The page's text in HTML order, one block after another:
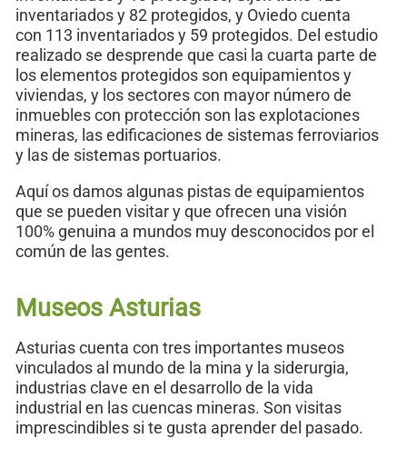
inventariados y 82 protegidos, y Oviedo cuenta
con 113 inventariados y 59 protegidos. Del estudio
realizado se desprende que casi la cuarta parte de
los elementos protegidos son equipamientos y
viviendas, y los sectores con mayor número de
inmuebles con protección son las explotaciones
mineras, las edificaciones de sistemas ferroviarios
y las de sistemas portuarios.
Aquí os damos algunas pistas de equipamientos
que se pueden visitar y que ofrecen una visión
100% genuina a mundos muy desconocidos por el
común de las gentes.
Museos Asturias
Asturias cuenta con tres importantes museos
vinculados al mundo de la mina y la siderurgia,
industrias clave en el desarrollo de la vida
industrial en las cuencas mineras. Son visitas
imprescindibles si te gusta aprender del pasado.